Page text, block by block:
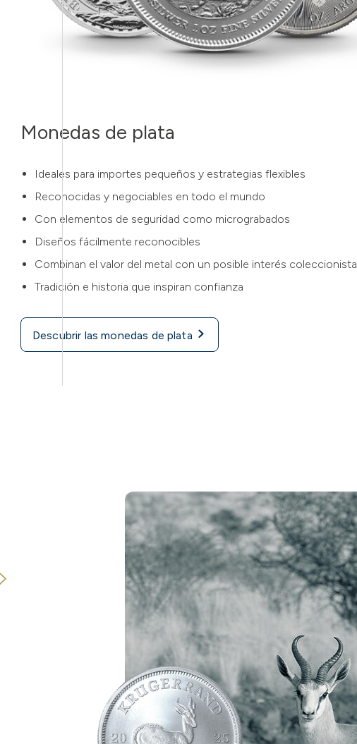
Monedas de plata
Ideales para importes pequeños y estrategias flexibles
Reconocidas y negociables en todo el mundo
Con elementos de seguridad como micrograbados
Diseños fácilmente reconocibles
Combinan el valor del metal con un posible interés coleccionista
Tradición e historia que inspiran confianza
Descubrir las monedas de plata